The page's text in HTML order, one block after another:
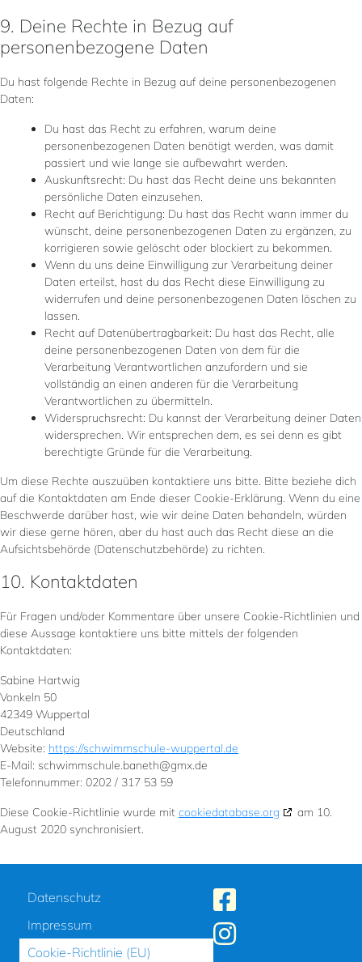
9. Deine Rechte in Bezug auf
personenbezogene Daten
Du hast folgende Rechte in Bezug auf deine personenbezogenen
Daten:
Du hast das Recht zu erfahren, warum deine
personenbezogenen Daten benötigt werden, was damit
passiert und wie lange sie aufbewahrt werden.
Auskunftsrecht: Du hast das Recht deine uns bekannten
persönliche Daten einzusehen.
Recht auf Berichtigung: Du hast das Recht wann immer du
wünscht, deine personenbezogenen Daten zu ergänzen, zu
korrigieren sowie gelöscht oder blockiert zu bekommen.
Wenn du uns deine Einwilligung zur Verarbeitung deiner
Daten erteilst, hast du das Recht diese Einwilligung zu
widerrufen und deine personenbezogenen Daten löschen zu
lassen.
Recht auf Datenübertragbarkeit: Du hast das Recht, alle
deine personenbezogenen Daten von dem für die
Verarbeitung Verantwortlichen anzufordern und sie
vollständig an einen anderen für die Verarbeitung
Verantwortlichen zu übermitteln.
Widerspruchsrecht: Du kannst der Verarbeitung deiner Daten
widersprechen. Wir entsprechen dem, es sei denn es gibt
berechtigte Gründe für die Verarbeitung.
Um diese Rechte auszuüben kontaktiere uns bitte. Bitte beziehe dich
auf die Kontaktdaten am Ende dieser Cookie-Erklärung. Wenn du eine
Beschwerde darüber hast, wie wir deine Daten behandeln, würden
wir diese gerne hören, aber du hast auch das Recht diese an die
Aufsichtsbehörde (Datenschutzbehörde) zu richten.
10. Kontaktdaten
Für Fragen und/oder Kommentare über unsere Cookie-Richtlinien und
diese Aussage kontaktiere uns bitte mittels der folgenden
Kontaktdaten:
Sabine Hartwig
Vonkeln 50
42349 Wuppertal
Deutschland
Website: https://schwimmschule-wuppertal.de
E-Mail: schwimmschule.baneth@gmx.de
Telefonnummer: 0202 / 317 53 59
Diese Cookie-Richtlinie wurde mit cookiedatabase.org
am 10.
August 2020 synchronisiert.
Datenschutz
Impressum
Cookie-Richtlinie (EU)